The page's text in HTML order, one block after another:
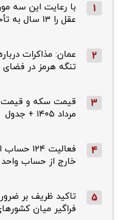
1
با رعایت این سه
عقل را ۱۳ سال به تأخیر بیندازید
2
عمان: مذاکرات
تنگه هرمز در فضای
3
مرداد ۱۴۰۵ + جدول
4
فعالیت
خارج از حساب
5
تاکید ظریف بر
فراگیر میان